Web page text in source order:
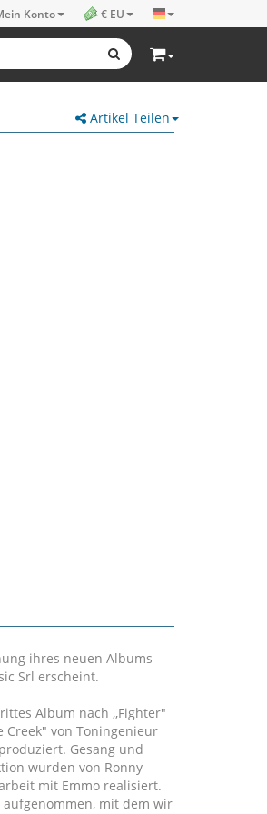
Konto € EU
Artikel Teilen
ihres neuen Albums
Srl erscheint.
Album nach ,,Fighter"
Creek" von Toningenieur
Gesang und
wurden von Ronny
mit Emmo realisiert.
mit dem wir